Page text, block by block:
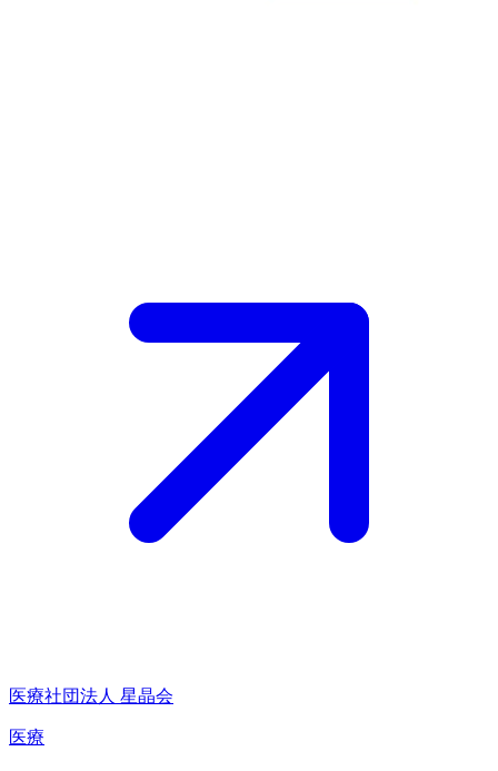
医療社団法人 星晶会
医療